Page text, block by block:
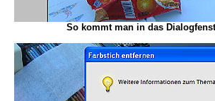
So kommt man in das